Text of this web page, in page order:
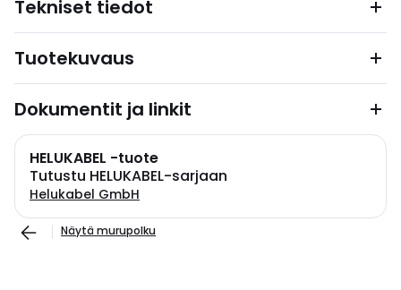
Tekniset tiedot
Tuotekuvaus
Dokumentit ja linkit
HELUKABEL -tuote
Tutustu HELUKABEL-sarjaan
Helukabel GmbH
Näytä murupolku